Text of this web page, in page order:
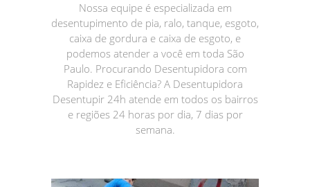
Nossa equipe é especializada em
desentupimento de pia, ralo, tanque, esgoto,
caixa de gordura e caixa de esgoto, e
podemos atender a você em toda São
Paulo. Procurando Desentupidora com
Rapidez e Eficiência? A Desentupidora
Desentupir 24h atende em todos os bairros
e regiões 24 horas por dia, 7 dias por
semana.